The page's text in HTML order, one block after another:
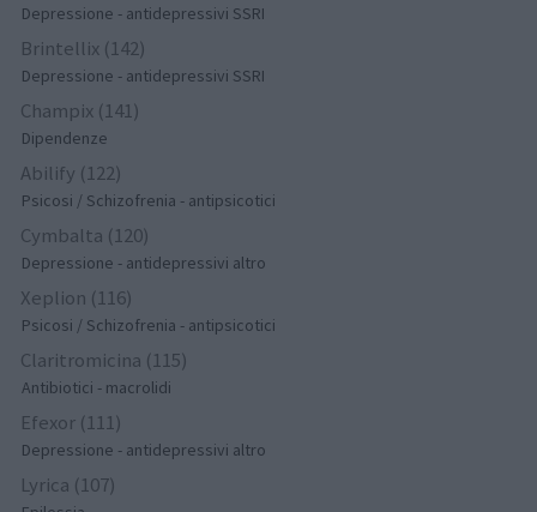
Depressione - antidepressivi SSRI
Brintellix (142)
Depressione - antidepressivi SSRI
Champix (141)
Dipendenze
Abilify (122)
Psicosi / Schizofrenia - antipsicotici
Cymbalta (120)
Depressione - antidepressivi altro
Xeplion (116)
Psicosi / Schizofrenia - antipsicotici
Claritromicina (115)
Antibiotici - macrolidi
Efexor (111)
Depressione - antidepressivi altro
Lyrica (107)